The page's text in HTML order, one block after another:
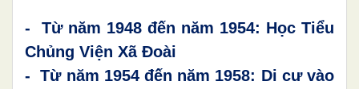
- Từ năm 1948 đến năm 1954: Học Tiểu
Chủng Viện Xã Đoài
- Từ năm 1954 đến năm 1958: Di cư vào